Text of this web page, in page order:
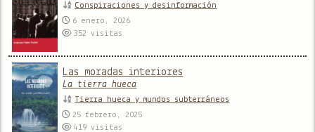
Conspiraciones y desinformación
6 enero, 2026
352visitas
Las moradas interiores
La tierra hueca
Tierra hueca y mundos subterráneos
25 febrero, 2025
419visitas